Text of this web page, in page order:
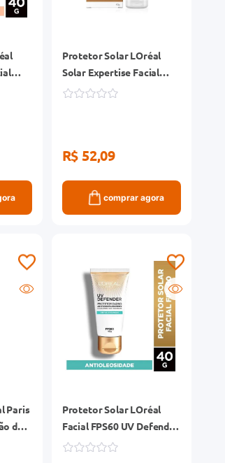
Protetor Solar LOréal
Solar Expertise Facial
FPS60 Antioleosidade Cor
R$ 52,09
comprar agora
Paris
de
Protetor Solar LOréal
Facial FPS60 UV Defender
Antioleosidade 40g